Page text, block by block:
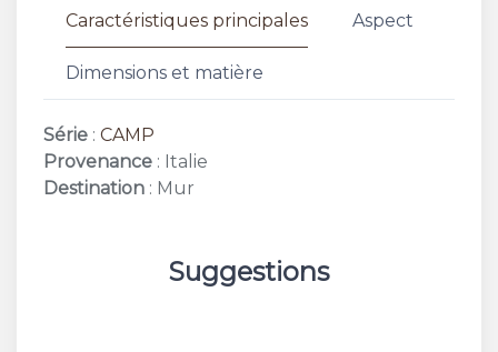
Caractéristiques principales Aspect
Dimensions et matière
Série : CAMP
Provenance : Italie
Destination : Mur
Suggestions